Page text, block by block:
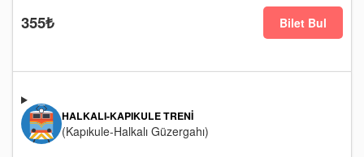
355₺ Bilet Bul
HALKALI-KAPIKULE TRENI
(Kapıkule-Halkalı Güzergahı)